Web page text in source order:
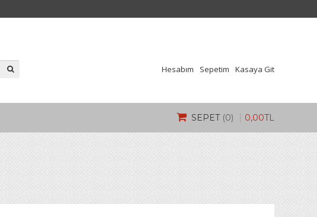
Hesabım Sepetim Kasaya Git
SEPET (0) 0,00TL